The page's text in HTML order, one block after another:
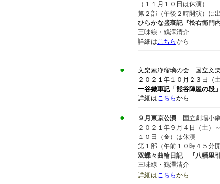
（１１月１０日は休演）
第２部（午後２時開演）に
ひらかな盛衰記『松右衛門
三味線・鶴澤清介
詳細はこちらから
●
文楽素浄瑠璃の会 国立
２０２１年１０月２３日（
一谷嫩軍記「熊谷陣屋の段
詳細はこちらから
● ９月東京公演 国立劇場小
２０２１年９月４日（土
１０日（金）は休演
第１部（午前１０時４５分
双蝶々曲輪日記 『八幡里
三味線・鶴澤清介
詳細はこちらから